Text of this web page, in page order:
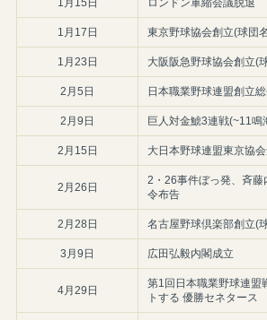
1月15日 ロンドン軍縮会議脱退
1月17日 東京野球協会創立(球団
1月23日 大阪阪急野球協会創立(
2月5日 日本職業野球連盟創立
2月9日 巨人対金鯱3連戦(~11
2月15日 大日本野球連盟東京協
2月26日
2・26事件ぼっ発、斉
令布告
2月28日 名古屋野球倶楽部創立(
3月9日 広田弘毅内閣成立
4月29日
第1回日本職業野球連盟
トする 優勝セネタース